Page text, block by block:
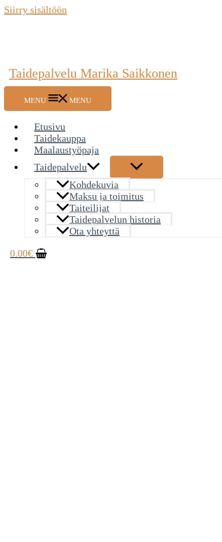
Siirry sisältöön
Taidepalvelu Marika Saikkonen
MENU MENU
Etusivu
Taidekauppa
Maalaustyöpaja
Taidepalvelu
Kohdekuvia
Maksu ja toimitus
Taiteilijat
Taidepalvelun historia
Ota yhteyttä
0.00€